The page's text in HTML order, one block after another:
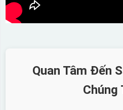
Quan Tâm Đến
Chúng